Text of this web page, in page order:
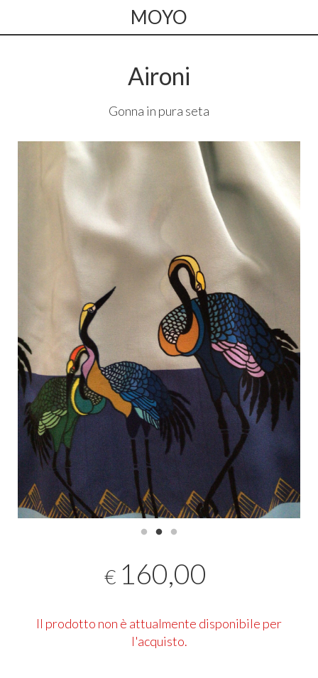
MOYO
Aironi
Gonna in pura seta
€ 160,00
Il prodotto non è attualmente disponibile per
l'acquisto.